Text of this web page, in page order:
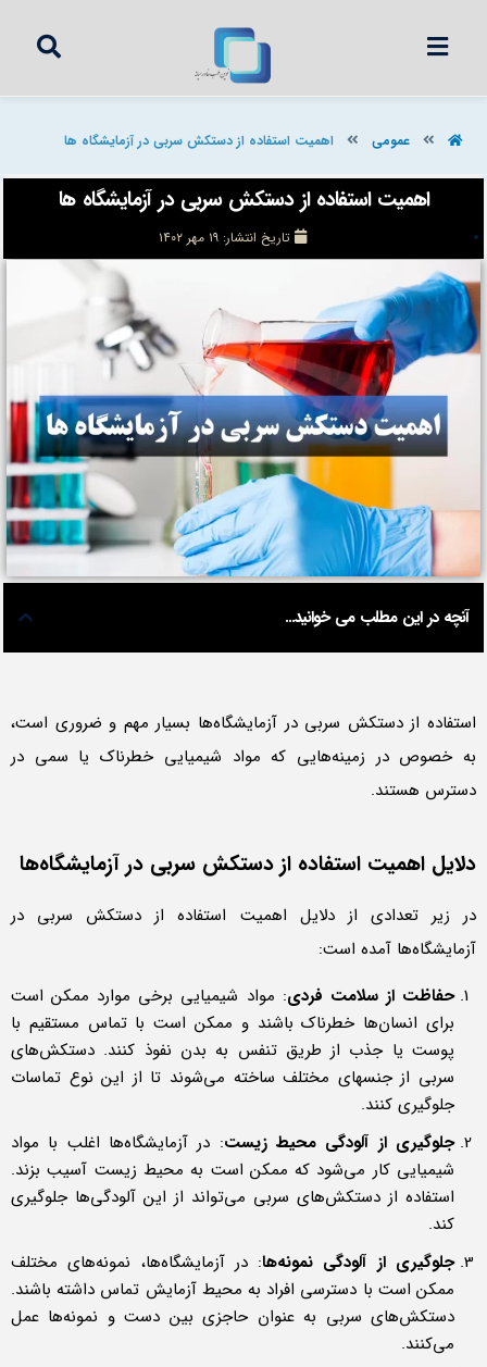
عمومی اهمیت استفاده از دستکش سربی در آزمایشگاه ها
اهمیت استفاده از دستکش سربی در آزمایشگاه ها
تاریخ انتشار:
آنچه در این مطلب می خوانید...
استفاده از دستکش‌ سربی در آزمایشگاه‌ها بسیار مهم و ضروری است،
به خصوص در زمینه‌هایی که مواد شیمیایی خطرناک یا سمی در
دسترس هستند.
دلایل اهمیت استفاده از دستکش سربی در آزمایشگاه‌ها
در زیر تعدادی از دلایل اهمیت استفاده از دستکش سربی در
آزمایشگاه‌ها آمده است:
حفاظت از سلامت فردی: مواد شیمیایی برخی موارد ممکن است
برای انسان‌ها خطرناک باشند و ممکن است با تماس مستقیم با
پوست یا جذب از طریق تنفس به بدن نفوذ کنند. دستکش‌های
سربی از جنسهای مختلف ساخته می‌شوند تا از این نوع تماسات
جلوگیری کنند.
جلوگیری از آلودگی محیط زیست: در آزمایشگاه‌ها اغلب با مواد
شیمیایی کار می‌شود که ممکن است به محیط زیست آسیب بزند.
استفاده از دستکش‌های سربی می‌تواند از این آلودگی‌ها جلوگیری
کند.
جلوگیری از آلودگی نمونه‌ها: در آزمایشگاه‌ها، نمونه‌های مختلف
ممکن است با دسترسی افراد به محیط آزمایش تماس داشته باشند.
دستکش‌های سربی به عنوان حاجزی بین دست و نمونه‌ها عمل
می‌کنند.